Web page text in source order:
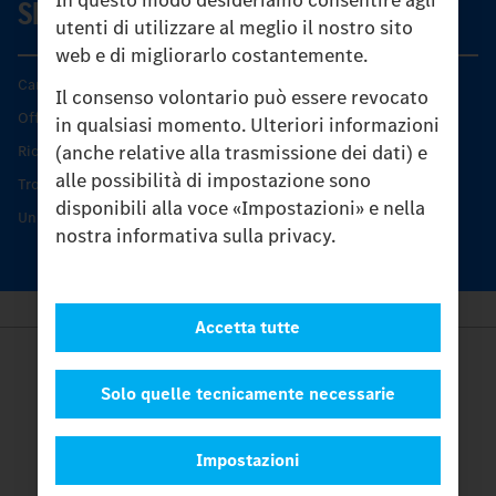
utenti di utilizzare al meglio il nostro sito
web e di migliorarlo costantemente.
Il consenso volontario può essere revocato
in qualsiasi momento. Ulteriori informazioni
(anche relative alla trasmissione dei dati) e
alle possibilità di impostazione sono
disponibili alla voce «Impostazioni» e nella
nostra informativa sulla privacy.
Impostazioni
Solo quelle tecnicamente necessarie
Accetta tutte
SERVIZIO
Caratteristiche di prodotto
Offerta di servizio Unimog
Ricambi originali
Trovare un partner
Unimog Service Days
Provider
Legal Notice
Contatto
Cookies
Protezione dati
Impostazioni